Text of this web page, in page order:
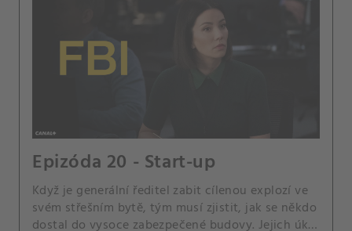
Epizóda 20 - Start-up
Když je generální ředitel zabit cílenou explozí ve
svém střešním bytě, tým musí zjistit, jak se někdo
dostal do vysoce zabezpečené budovy. Jejich úkol